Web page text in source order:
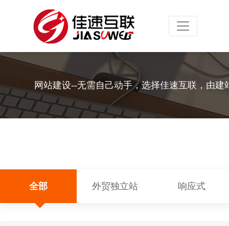
Toggle
网站建设--无需自己动手，选择佳速互联，由建
全部 外贸独立站 响应式